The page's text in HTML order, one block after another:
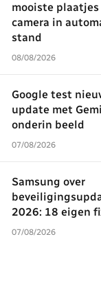
mooiste
camera in
stand
08/08/2026
Google test
update met
onderin beeld
07/08/2026
Samsung over
2026: 18 eigen
07/08/2026